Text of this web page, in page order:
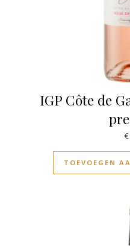
IGP Côte de
€
TOEVOEGEN